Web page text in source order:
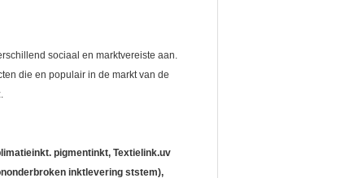
sociaal en marktvereiste aan.
die en populair in de markt van de
pigmentinkt, Textielink.uv
inktlevering ststem),